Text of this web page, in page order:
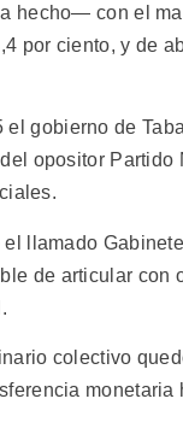
hecho— con el
por ciento, y de
gobierno de
opositor
llamado
de articular con
colectivo
monetaria